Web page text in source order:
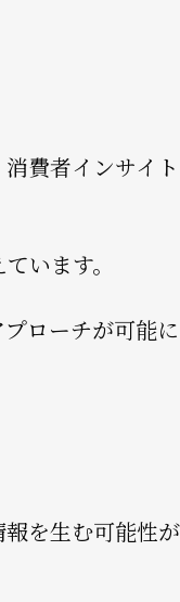
費者インサイト
います。
ローチが可能に
を生む可能性が